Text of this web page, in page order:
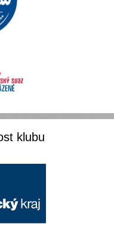
klubu